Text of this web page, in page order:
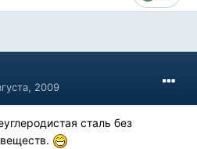
2009
сталь без